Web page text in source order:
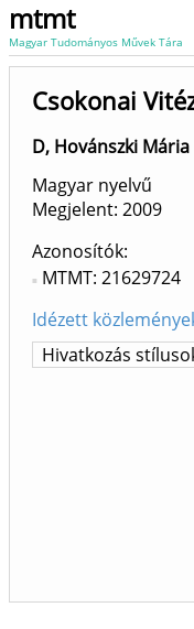
mtmt
Magyar Tudományos Művek Tára
Csokonai
D, Hovánszki Mária
Magyar nyelvű
Megjelent: 2009
Azonosítók
MTMT: 21629724
Idézett
Hivatkozás